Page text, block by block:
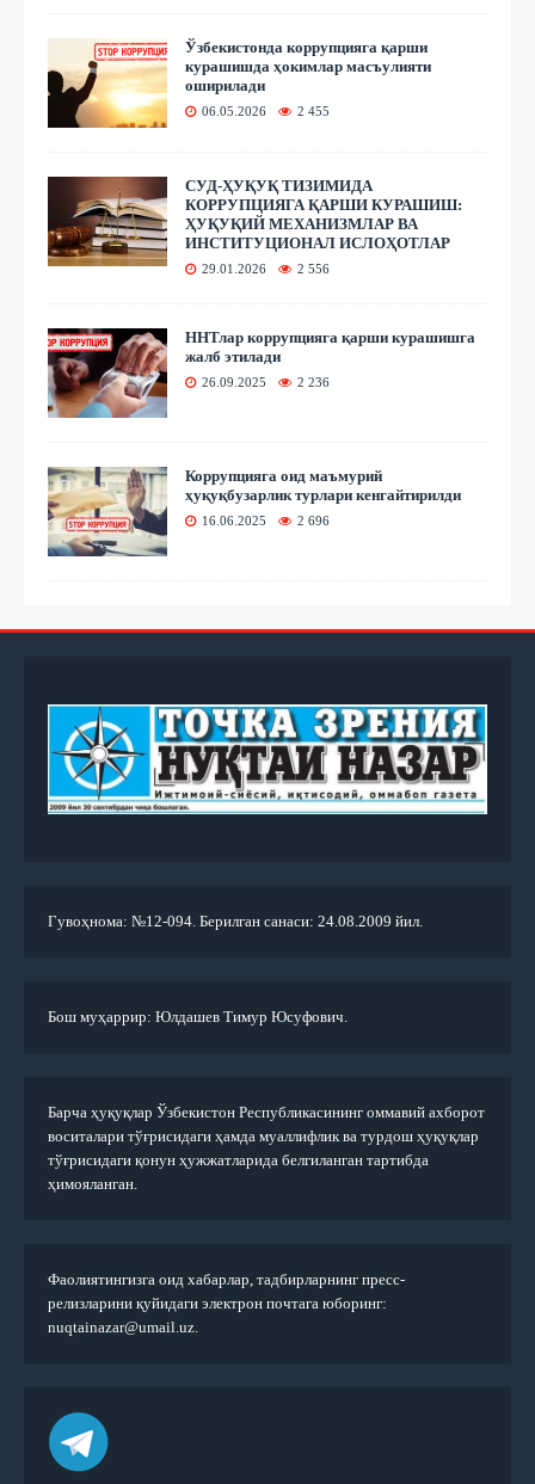
Ўзбекистонда коррупцияга қарши
курашишда ҳокимлар масъулияти
оширилади
06.05.2026 2 455
СУД-ҲУҚУҚ ТИЗИМИДА
КОРРУПЦИЯГА ҚАРШИ КУРАШИШ:
ҲУҚУҚИЙ МЕХАНИЗМЛАР ВА
ИНСТИТУЦИОНАЛ ИСЛОҲОТЛАР
29.01.2026 2 556
ННТлар коррупцияга қарши курашишга
жалб этилади
26.09.2025 2 236
Коррупцияга оид маъмурий
ҳуқуқбузарлик турлари кенгайтирилди
16.06.2025 2 696
Гувоҳнома: №12-094. Берилган санаси: 24.08.2009 йил.
Бош муҳаррир: Юлдашев Тимур Юсуфович.
Барча ҳуқуқлар Ўзбекистон Республикасининг оммавий ахборот
воситалари тўғрисидаги ҳамда муаллифлик ва турдош ҳуқуқлар
тўғрисидаги қонун ҳужжатларида белгиланган тартибда
ҳимояланган.
Фаолиятингизга оид хабарлар, тадбирларнинг пресс-
релизларини қуйидаги электрон почтага юборинг:
nuqtainazar@umail.uz.